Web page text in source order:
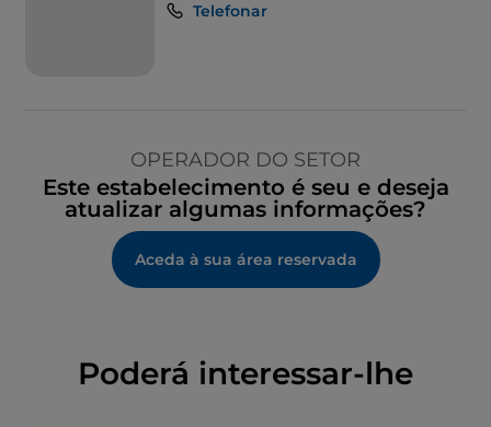
Telefonar
OPERADOR DO SETOR
Este estabelecimento é seu e deseja
atualizar algumas informações?
Aceda à sua área reservada
Poderá interessar-lhe